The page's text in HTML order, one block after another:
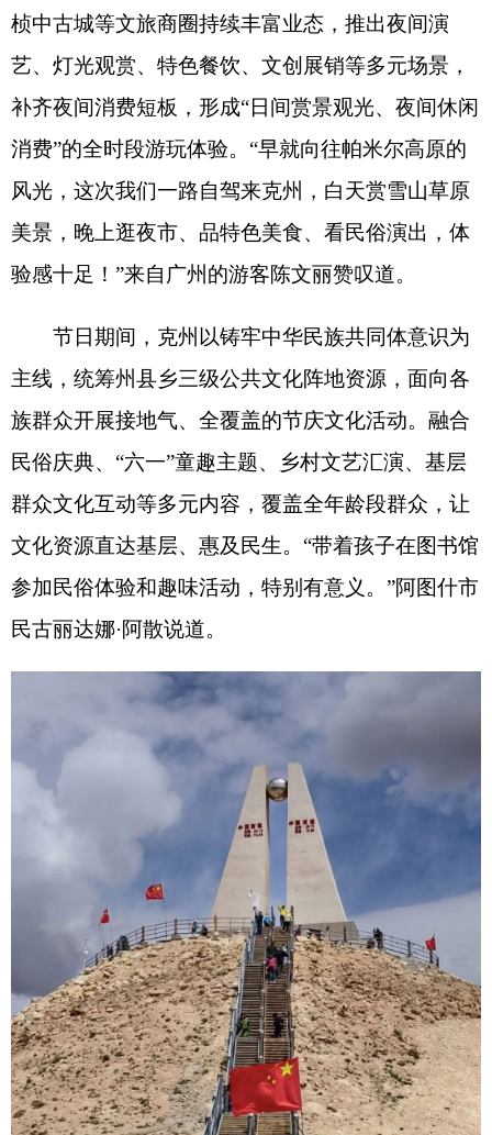
族群众开展接地气、全覆盖的节庆文化活动。融合
民俗庆典、“六一
童趣主题、乡村文艺汇演、基层
参加民俗体验和趣味活动，特别有意义。 ”阿图什市
民古丽达娜·阿散说道。
火热的文旅市场背后，是安全与秩序保障。节
日期间，克州针对景区、文化场馆、经营商铺等人
员密集区域开展安全排查。紧盯高原多变天气，督
促景区常态化开展设施检修、道路巡查和客流管
控，保障游客安心舒心出游。同时，全州文旅部门
聚焦业态融合赋能，持续激活假日文旅消费。深
化“文旅+乡村+民俗+消费”融合发展模式，引导各
大景区、民宿商户、文旅企业推出门票优惠、住宿
折扣、民俗体验套餐、文创惠民等让利举措，有效
集聚客流、撬动消费。短途周边游、边境民俗体验